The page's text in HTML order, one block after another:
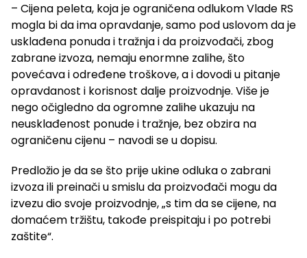
– Cijena peleta, koja je ograničena odlukom Vlade RS
mogla bi da ima opravdanje, samo pod uslovom da je
usklađena ponuda i tražnja i da proizvođači, zbog
zabrane izvoza, nemaju enormne zalihe, što
povećava i određene troškove, a i dovodi u pitanje
opravdanost i korisnost dalje proizvodnje. Više je
nego očigledno da ogromne zalihe ukazuju na
neusklađenost ponude i tražnje, bez obzira na
ograničenu cijenu – navodi se u dopisu.
Predložio je da se što prije ukine odluka o zabrani
izvoza ili preinači u smislu da proizvođači mogu da
izvezu dio svoje proizvodnje, „s tim da se cijene, na
domaćem tržištu, takođe preispitaju i po potrebi
zaštite“.